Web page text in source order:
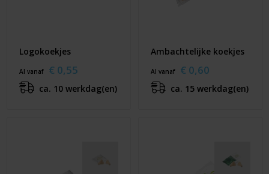
Logokoekjes
Al vanaf € 0,55
ca. 10 werkdag(en)
Ambachtelijke koekjes
Al vanaf € 0,60
ca. 15 werkdag(en)